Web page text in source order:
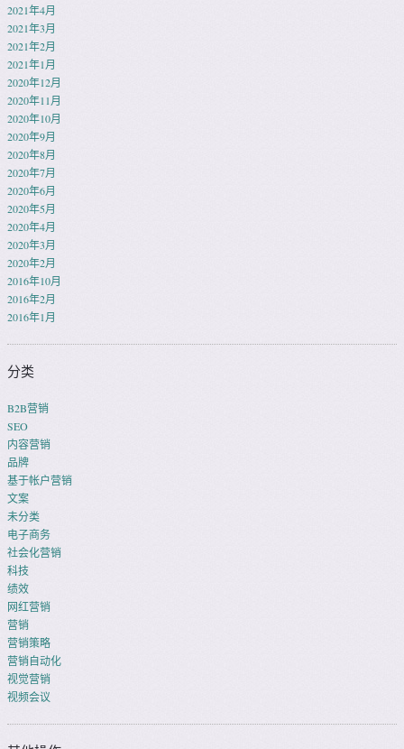
2021年4月
2021年3月
2021年2月
2021年1月
2020年12月
2020年11月
2020年10月
2020年9月
2020年8月
2020年7月
2020年6月
2020年5月
2020年4月
2020年3月
2020年2月
2016年10月
2016年2月
2016年1月
分类
B2B营销
SEO
内容营销
品牌
基于帐户营销
文案
未分类
电子商务
社会化营销
科技
绩效
网红营销
营销
营销策略
营销自动化
视觉营销
视频会议